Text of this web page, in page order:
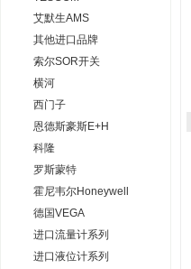
艾默生AMS
其他进口品牌
索尔SOR开关
横河
西门子
恩德斯豪斯E+H
科隆
罗斯蒙特
霍尼韦尔Honeywell
德国VEGA
进口流量计系列
进口液位计系列